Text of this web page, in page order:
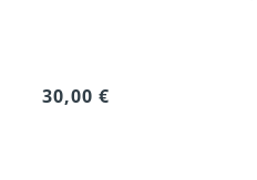
30,00 €